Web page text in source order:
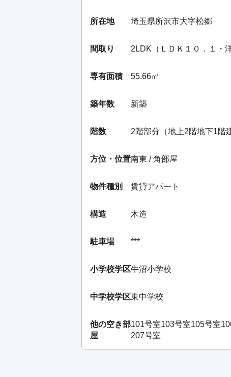
所在地 埼玉県所沢市大字松郷
間取り 2LDK（ＬＤＫ１０．１・
専有面積 55.66㎡
築年数 新築
階数 2階部分（地上2階地下1階
方位・位置南東 / 角部屋
物件種別 賃貸アパート
構造 木造
駐車場 ***
小学校学区牛沼小学校
中学校学区東中学校
他の空き部
屋
101号室103号室105号室
207号室